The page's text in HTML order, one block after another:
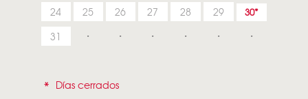
24 25 26 27 28 29 30
31
* Días cerrados